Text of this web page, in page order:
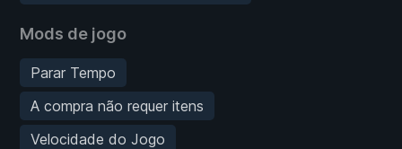
Mods de jogo
Parar Tempo
A compra não requer itens
Velocidade do Jogo